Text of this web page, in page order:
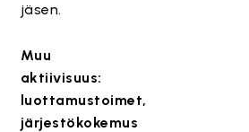
jäsen.
Muu
aktiivisuus:
luottamustoimet,
järjestökokemus